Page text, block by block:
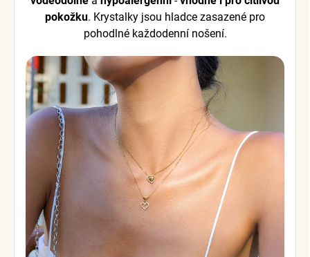
pokožku. Krystalky jsou hladce zasazené pro
pohodlné každodenní nošení.